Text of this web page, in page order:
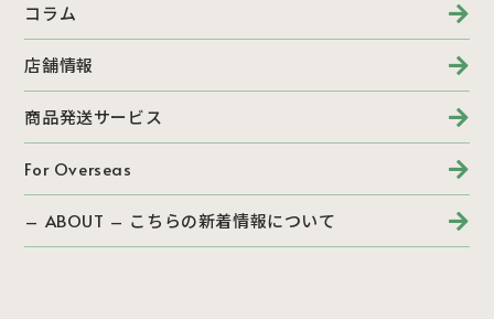
コラム
店舗情報
商品発送サービス
For Overseas
– ABOUT – こちらの新着情報について